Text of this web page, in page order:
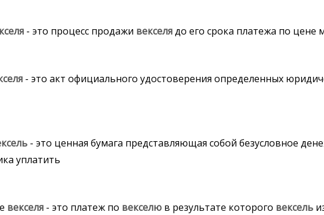
- это процесс продажи векселядо его срока платежа по цене
- это акт официального удостоверения определенных
- это ценная бумага представляющая собой безусловное
уплатить
векселя - это платеж по векселю в результате которого вексель